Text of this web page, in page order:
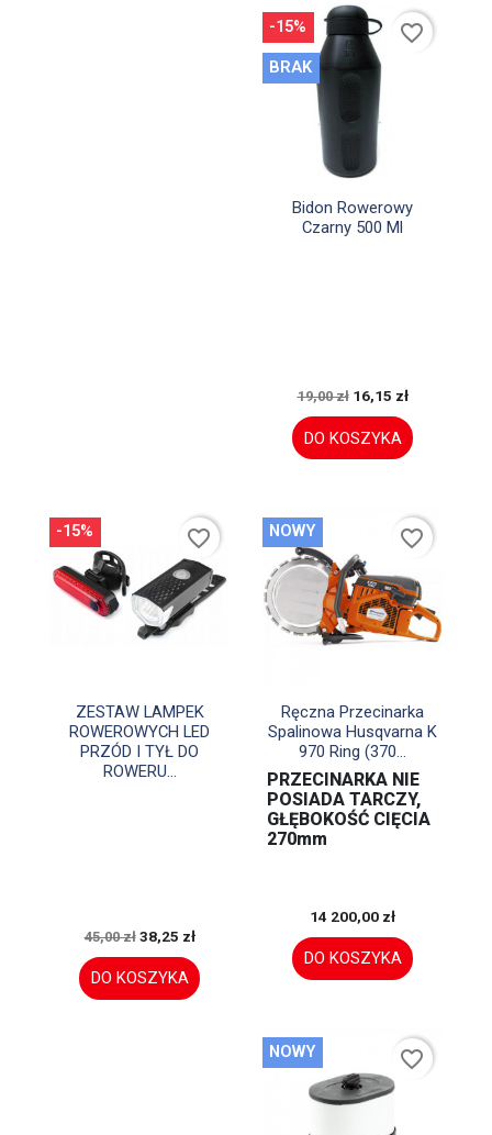
Szybki podgląd
Bidon Rowerowy
Czarny 500 Ml
19,00 zł 16,15 zł
DO KOSZYKA
-15%
BRAK
favorite_border
Szybki podgląd
ZESTAW LAMPEK
ROWEROWYCH LED
PRZÓD I TYŁ DO
ROWERU...
45,00 zł 38,25 zł
DO KOSZYKA
-15% favorite_border
Szybki podgląd
Ręczna Przecinarka
Spalinowa Husqvarna K
970 Ring (370...
PRZECINARKA NIE
POSIADA TARCZY,
GŁĘBOKOŚĆ CIĘCIA
270mm
14 200,00 zł
DO KOSZYKA
NOWY favorite_border
NOWY favorite_border